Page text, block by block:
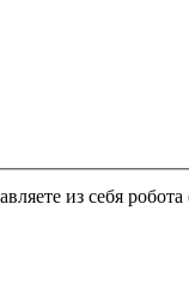
являетесь ли Вы человеком или